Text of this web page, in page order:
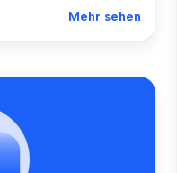
Mehr sehen